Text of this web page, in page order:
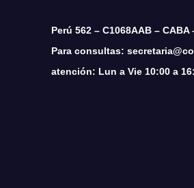
Perú 562 – C1068AAB –
Para consultas:
atención: Lun a Vie 10:00 a